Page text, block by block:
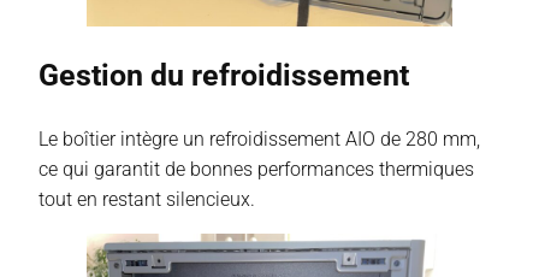
Gestion du refroidissement
Le boîtier intègre un refroidissement AIO de 280 mm,
ce qui garantit de bonnes performances thermiques
tout en restant silencieux.